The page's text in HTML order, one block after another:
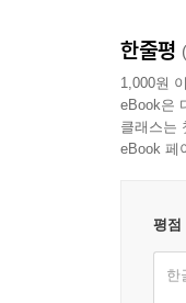
한줄평
1,000원
eBook은
클래스는
eBook 페
평점
한